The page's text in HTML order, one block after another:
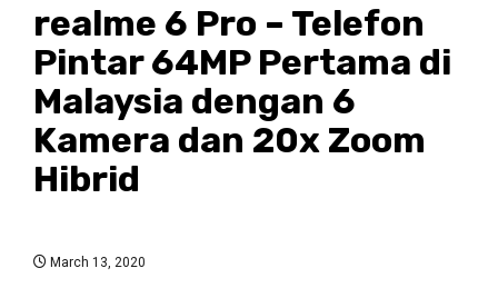
realme 6 Pro – Telefon
Pintar 64MP Pertama di
Malaysia dengan 6
Kamera dan 20x Zoom
Hibrid
March 13, 2020